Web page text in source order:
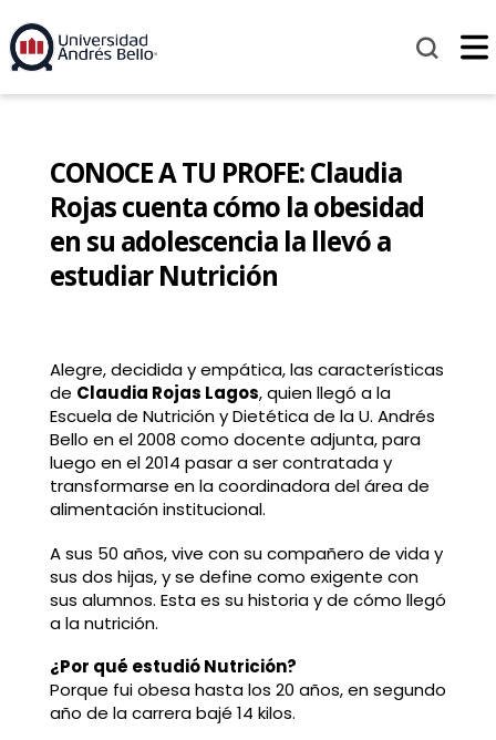
CONOCE A TU PROFE: Claudia
Rojas cuenta cómo la obesidad
en su adolescencia la llevó a
estudiar Nutrición
Alegre, decidida y empática, las características
de Claudia Rojas Lagos, quien llegó a la
Escuela de Nutrición y Dietética de la U. Andrés
Bello en el 2008 como docente adjunta, para
luego en el 2014 pasar a ser contratada y
transformarse en la coordinadora del área de
alimentación institucional.
A sus 50 años, vive con su compañero de vida y
sus dos hijas, y se define como exigente con
sus alumnos. Esta es su historia y de cómo llegó
a la nutrición.
¿Por qué estudió Nutrición?
Porque fui obesa hasta los 20 años, en segundo
año de la carrera bajé 14 kilos.